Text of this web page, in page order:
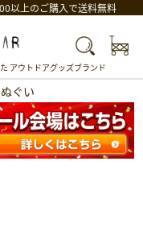
以上のご購入で送料無料
Search
アウトドアグッズブランド
ぐい